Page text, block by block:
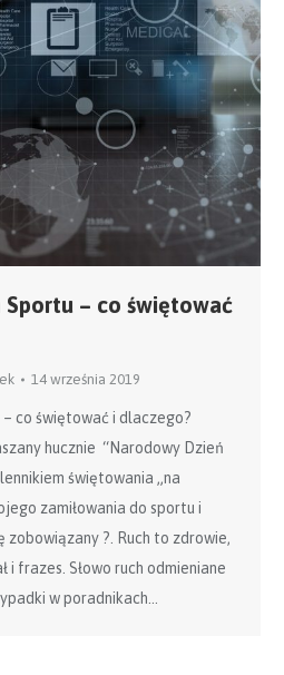
– co świętować
14 września 2019
co świętować i dlaczego?
hucznie “Narodowy Dzień
świętowania „na
zamiłowania do sportu i
zobowiązany ?. Ruch to zdrowie,
i frazes. Słowo ruch odmieniane
w poradnikach…